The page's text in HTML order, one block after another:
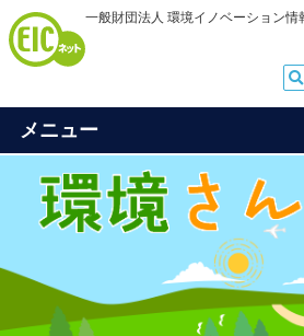
一般財団法人 環境イノベーション情
メニュー